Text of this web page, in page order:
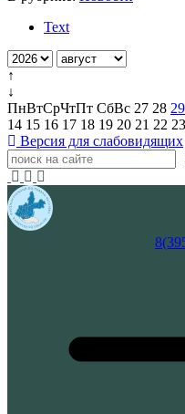
Text
↑
↓
ПнВтСрЧтПт СбВс 27 28 29
14 15 16 17 18 19 20 21 22 23
Версия для слабовидящих